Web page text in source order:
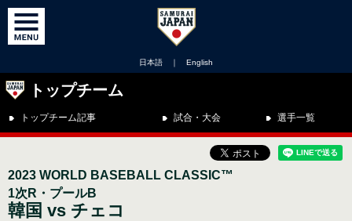
日本語 ｜ English
トップチーム
トップチーム記事 試合・大会 選手一覧
2023 WORLD BASEBALL CLASSIC™
1次R・プールB
韓国 vs チェコ